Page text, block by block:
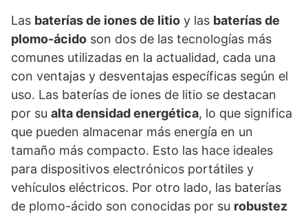
Las baterías de iones de litio y las baterías de
plomo-ácido son dos de las tecnologías más
comunes utilizadas en la actualidad, cada una
con ventajas y desventajas específicas según el
uso. Las baterías de iones de litio se destacan
por su alta densidad energética, lo que significa
que pueden almacenar más energía en un
tamaño más compacto. Esto las hace ideales
para dispositivos electrónicos portátiles y
vehículos eléctricos. Por otro lado, las baterías
de plomo-ácido son conocidas por su robustez